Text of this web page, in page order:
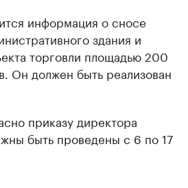
информация о сносе
здания и
торговли площадью 200
Он должен быть реализован
приказу директора
быть проведены с 6 по 17